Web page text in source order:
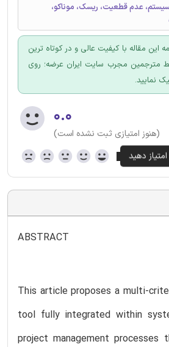
عدم قطعیت، ریسک، موناکو،
این مقاله با کیفیت عالی و در کوتاه ترین
مترجمین مجرب سایت ایران عرضه؛ روی
نمایید.
۰.۰
(هنوز امتیازی ثبت نشده است)
ABSTRACT
This article proposes a multi-
tool fully integrated within
project management processes